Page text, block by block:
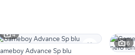
4
Advance Sp blu
6